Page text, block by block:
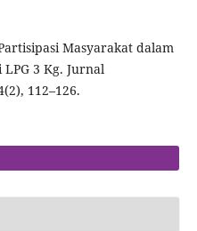
Masyarakat dalam
3 Kg. Jurnal
112–126.